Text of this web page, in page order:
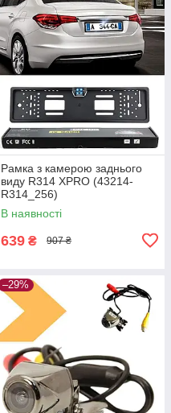
Рамка з камерою заднього
виду R314 XPRO (43214-
R314_256)
В наявності
639 ₴ 907 ₴
–29%